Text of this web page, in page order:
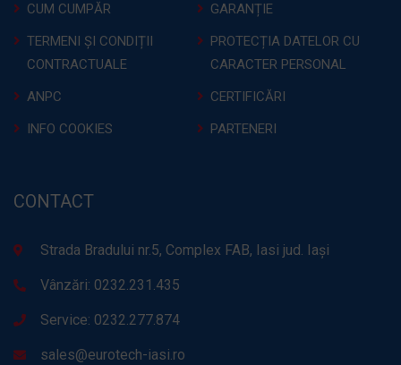
CUM CUMPĂR
GARANȚIE
TERMENI ȘI CONDIȚII
CONTRACTUALE
PROTECȚIA DATELOR CU
CARACTER PERSONAL
ANPC
CERTIFICĂRI
INFO COOKIES
PARTENERI
CONTACT
Strada Bradului nr.5, Complex FAB, Iasi jud. Iași
Vânzări: 0232.231.435
Service: 0232.277.874
sales@eurotech-iasi.ro